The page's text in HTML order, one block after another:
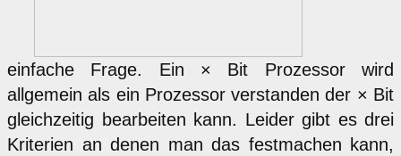
einfache Frage. Ein × Bit Prozessor wird
allgemein als ein Prozessor verstanden der × Bit
gleichzeitig bearbeiten kann. Leider gibt es drei
Kriterien an denen man das festmachen kann,